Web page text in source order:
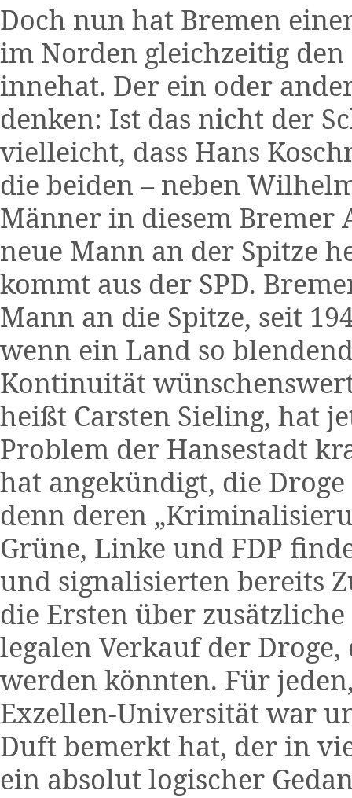
Doch nun hat Bremen
im Norden gleichzeitig
innehat. Der ein oder
denken: Ist das nicht der
vielleicht, dass Hans
die beiden – neben
Männer in diesem Bremer
neue Mann an der Spitze
kommt aus der SPD.
Mann an die Spitze, seit
wenn ein Land so
Kontinuität
heißt Carsten Sieling, hat
Problem der Hansestadt
hat angekündigt, die
denn deren
Grüne, Linke und FDP
und signalisierten bereits
die Ersten über
legalen Verkauf der
werden könnten. Für
Exzellen-Universität war
Duft bemerkt hat, der in
ein absolut logischer